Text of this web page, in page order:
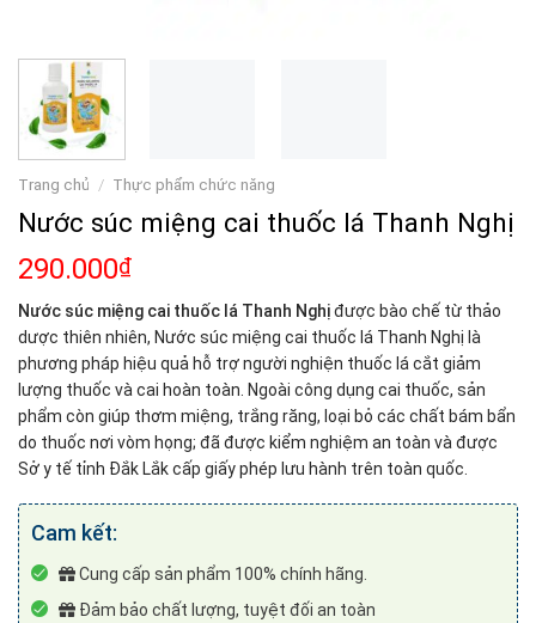
Trang chủ / Thực phẩm chức năng
Nước súc miệng cai thuốc lá Thanh Nghị
290.000₫
Nước súc miệng cai thuốc lá Thanh Nghịđược bào chế từ thảo
dược thiên nhiên, Nước súc miệng cai thuốc lá Thanh Nghị là
phương pháp hiệu quả hỗ trợ người nghiện thuốc lá cắt giảm
lượng thuốc và cai hoàn toàn. Ngoài công dụng cai thuốc, sản
phẩm còn giúp thơm miệng, trắng răng, loại bỏ các chất bám bẩn
do thuốc nơi vòm họng; đã được kiểm nghiệm an toàn và được
Sở y tế tỉnh Đắk Lắk cấp giấy phép lưu hành trên toàn quốc.
Cam kết:
Cung cấp sản phẩm 100% chính hãng.
Đảm bảo chất lượng, tuyệt đối an toàn